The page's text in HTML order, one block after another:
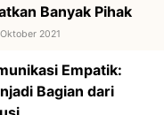
Banyak Pihak
2021
Empatik:
Bagian dari